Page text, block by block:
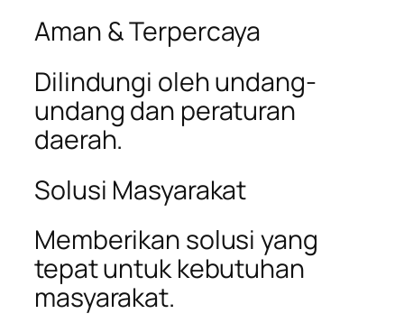
Aman & Terpercaya
Dilindungi oleh undang-
undang dan peraturan
daerah.
Solusi Masyarakat
Memberikan solusi yang
tepat untuk kebutuhan
masyarakat.